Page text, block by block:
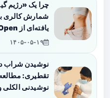
چرا یک «رژیم
شمارش کالری
یافته‌ای از JAMA Network Open
۱۴۰۵-۰۵-۱۹
نوشیدن شراب
تقطیری:
نوشیدنی